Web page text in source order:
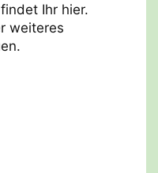
Ihr hier.
weiteres